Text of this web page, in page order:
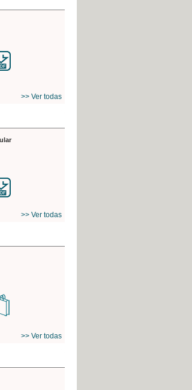
>> Ver todas
>> Ver todas
>> Ver todas